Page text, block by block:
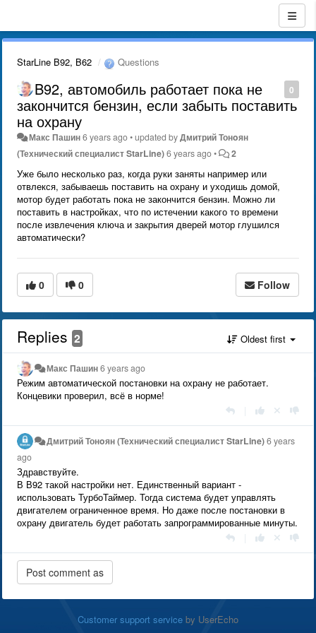
StarLine B92, B62 Questions
0
B92, автомобиль работает пока не
закончится бензин, если забыть поставить
на охрану
Макс Пашин6 years ago•updated byДмитрий Тонoян
(Технический специалист StarLine)6 years ago• 2
Уже было несколько раз, когда руки заняты например или
отвлекся, забываешь поставить на охрану и уходишь домой,
мотор будет работать пока не закончится бензин. Можно ли
поставить в настройках, что по истечении какого то времени
после извлечения ключа и закрытия дверей мотор глушился
автоматически?
0 0 Follow
Replies 2 Oldest first
Макс Пашин6 years ago
Режим автоматической постановки на охрану не работает.
Концевики проверил, всё в норме!
Дмитрий Тонoян (Технический специалист StarLine)6 years
ago
Здравствуйте.
В В92 такой настройки нет. Единственный вариант -
использовать ТурбоТаймер. Тогда система будет управлять
двигателем ограниченное время. Но даже после постановки в
охрану двигатель будет работать запрограммированные минуты.
Customer support service by UserEcho